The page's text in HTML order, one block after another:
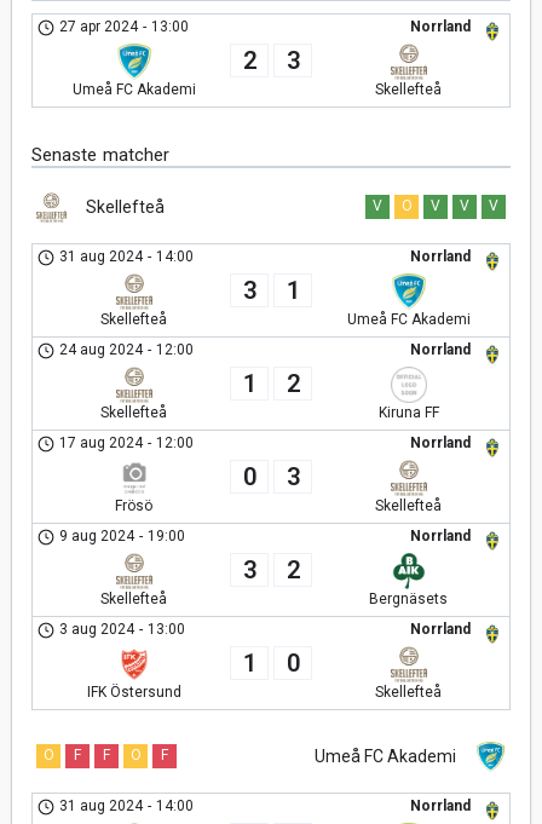
Norrland
27 apr 2024 - 13:00
Umeå FC Akademi
2 3
Skellefteå
Senaste matcher
Skellefteå V O V V V
Norrland
31 aug 2024 - 14:00
Skellefteå
3 1
Umeå FC Akademi
Norrland
24 aug 2024 - 12:00
Skellefteå
1 2
Kiruna FF
Norrland
17 aug 2024 - 12:00
Frösö
0 3
Skellefteå
Norrland
9 aug 2024 - 19:00
Skellefteå
3 2
Bergnäsets
Norrland
3 aug 2024 - 13:00
IFK Östersund
1 0
Skellefteå
Umeå FC Akademi
O F F O F
Norrland
31 aug 2024 - 14:00